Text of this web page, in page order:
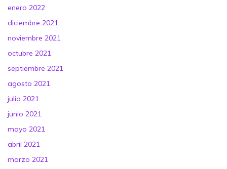
enero 2022
diciembre 2021
noviembre 2021
octubre 2021
septiembre 2021
agosto 2021
julio 2021
junio 2021
mayo 2021
abril 2021
marzo 2021